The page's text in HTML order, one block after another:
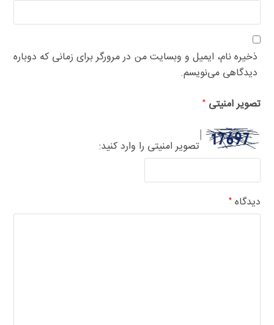
ذخیره نام، ایمیل و وبسایت من در مرورگر برای زمانی که دوباره
دیدگاهی می‌نویسم.
تصویر امنیتی*
تصویر امنیتی را وارد کنید:
دیدگاه*